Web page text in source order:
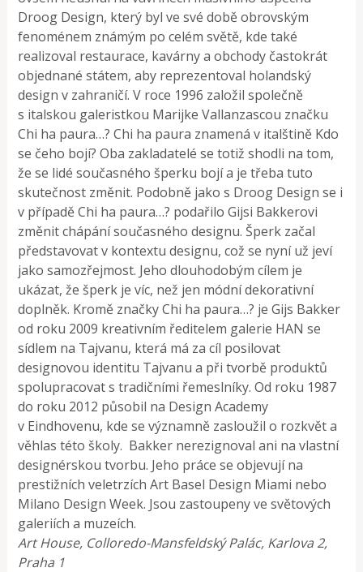
Droog Design, který byl ve své době obrovským
fenoménem známým po celém světě, kde také
realizoval restaurace, kavárny a obchody častokrát
objednané státem, aby reprezentoval holandský
design v zahraničí. V roce 1996 založil společně
s italskou galeristkou Marijke Vallanzascou značku
Chi ha paura…? Chi ha paura znamená v italštině Kdo
se čeho bojí? Oba zakladatelé se totiž shodli na tom,
že se lidé současného šperku bojí a je třeba tuto
skutečnost změnit. Podobně jako s Droog Design se i
v případě Chi ha paura…? podařilo Gijsi Bakkerovi
změnit chápání současného designu. Šperk začal
představovat v kontextu designu, což se nyní už jeví
jako samozřejmost. Jeho dlouhodobým cílem je
ukázat, že šperk je víc, než jen módní dekorativní
doplněk. Kromě značky Chi ha paura…? je Gijs Bakker
od roku 2009 kreativním ředitelem galerie HAN se
sídlem na Tajvanu, která má za cíl posilovat
designovou identitu Tajvanu a při tvorbě produktů
spolupracovat s tradičními řemeslníky. Od roku 1987
do roku 2012 působil na Design Academy
v Eindhovenu, kde se významně zasloužil o rozkvět a
věhlas této školy. Bakker nerezignoval ani na vlastní
designérskou tvorbu. Jeho práce se objevují na
prestižních veletrzích Art Basel Design Miami nebo
Milano Design Week. Jsou zastoupeny ve světových
galeriích a muzeích.
Art House, Colloredo-Mansfeldský Palác, Karlova 2,
Praha 1